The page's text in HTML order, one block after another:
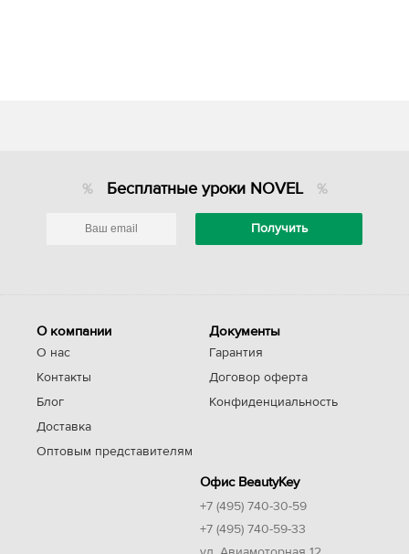
Бесплатные уроки NOVEL
О компании
О нас
Контакты
Блог
Доставка
Оптовым представителям
Документы
Гарантия
Договор оферта
Конфиденциальность
Офис BeautyKey
+7 (495) 740-30-59
+7 (495) 740-59-33